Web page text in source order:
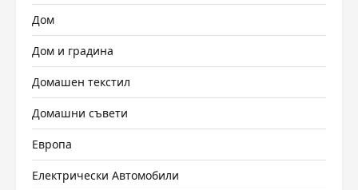
Дом
Дом и градина
Домашен текстил
Домашни съвети
Европа
Електрически Автомобили